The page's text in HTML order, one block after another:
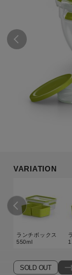
SOLD OUT
VARIATION
ランチボックス
550ml